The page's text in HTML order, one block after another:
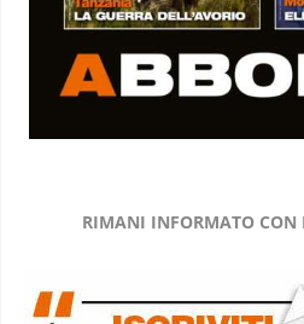
RIMANI INFORMATO CON